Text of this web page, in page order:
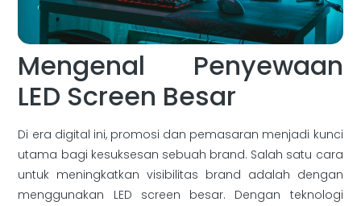
Mengenal Penyewaan
LED Screen Besar
Di era digital ini, promosi dan pemasaran menjadi kunci
utama bagi kesuksesan sebuah brand. Salah satu cara
untuk meningkatkan visibilitas brand adalah dengan
menggunakan LED screen besar. Dengan teknologi